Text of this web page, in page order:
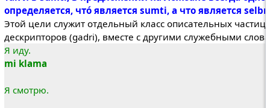
определяется, чтó является sumti, а что является
Этой цели служит отдельный класс описательных
дескрипторов (gadri), вместе с другими служебными
Я иду.
mi klama
Я смотрю.